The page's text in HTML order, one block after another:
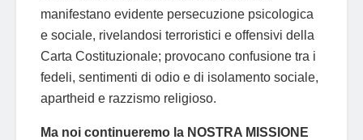
manifestano evidente persecuzione psicologica
e sociale, rivelandosi terroristici e offensivi della
Carta Costituzionale; provocano confusione tra i
fedeli, sentimenti di odio e di isolamento sociale,
apartheid e razzismo religioso.
Ma noi continueremo la NOSTRA MISSIONE